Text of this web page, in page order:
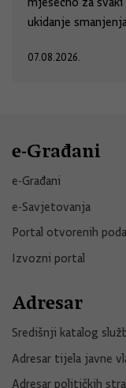
ukidanje
07.08.2026.
e-Građani
e-Građani
e-Savjetovanja
Portal otvorenih
Izvozni portal
Adresar
Središnji katalog
Adresar tijela javne
Adresar političkih